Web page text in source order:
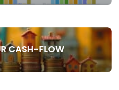
CASH-FLOW